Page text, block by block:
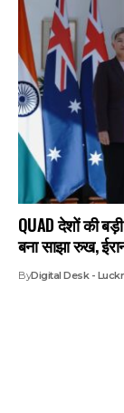
QUAD देशों की
बना साझा रुख,
ByDigital Desk -